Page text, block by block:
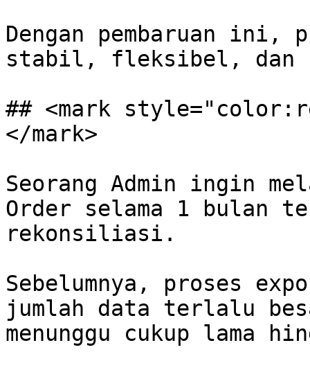
Dengan pembaruan
stabil, fleksibel, dan
## <mark
</mark>
Seorang Admin ingin
Order selama 1 bulan
rekonsiliasi.
Sebelumnya, proses
jumlah data terlalu
menunggu cukup lama